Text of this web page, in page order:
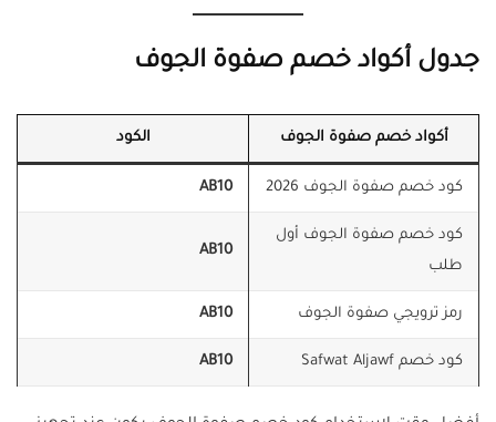
جدول أكواد خصم صفوة الجوف
أكواد خصم صفوة الجوف الكود
كود خصم صفوة الجوف 2026 AB10
كود خصم صفوة الجوف أول
طلب
AB10
رمز ترويجي صفوة الجوف AB10
كود خصم Safwat Aljawf AB10